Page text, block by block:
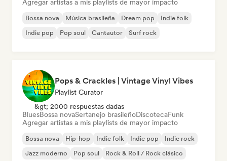
Agregar artistas a mis playlists de mayor impacto
Bossa nova Música brasileña Dream pop
Indie folk
Indie pop
Pop soul Cantautor Surf rock
Pops & Crackles | Vintage Vinyl Vibes
Playlist Curator
&gt; 2000 respuestas dadas
BluesBossa novaSertanejo brasileñoDiscotecaFunk
Agregar artistas a mis playlists de mayor impacto
Bossa nova Hip-hop Indie folk Indie pop
Indie rock
Jazz moderno
Pop soul Rock & Roll / Rock clásico